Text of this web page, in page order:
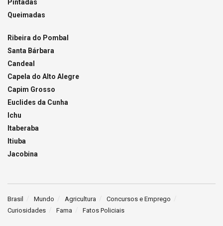
Pintadas
Queimadas
Ribeira do Pombal
Santa Bárbara
Candeal
Capela do Alto Alegre
Capim Grosso
Euclides da Cunha
Ichu
Itaberaba
Itiuba
Jacobina
Brasil Mundo Agricultura
Concursos e Emprego
Curiosidades
Fama Fatos Policiais